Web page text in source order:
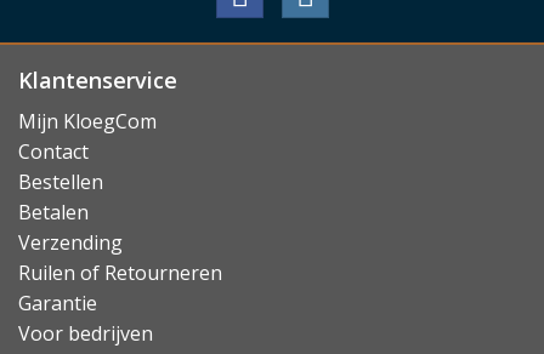
Klantenservice
Mijn KloegCom
Contact
Bestellen
Betalen
Verzending
Ruilen of Retourneren
Garantie
Voor bedrijven